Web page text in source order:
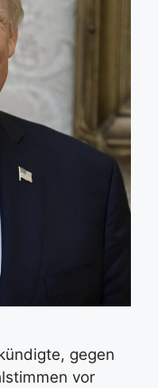
gegen
vor